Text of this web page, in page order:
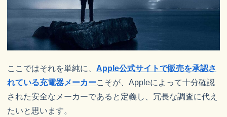
ここではそれを単純に、 Apple公式サイトで販売を承認さ
れている充電器メーカーこそが、Appleによって十分確認
された安全なメーカーであると定義し、冗長な調査に代え
たいと思います。